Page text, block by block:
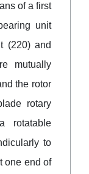
of a first
unit
(220) and
mutually
the rotor
rotary
rotatable
to
one end of